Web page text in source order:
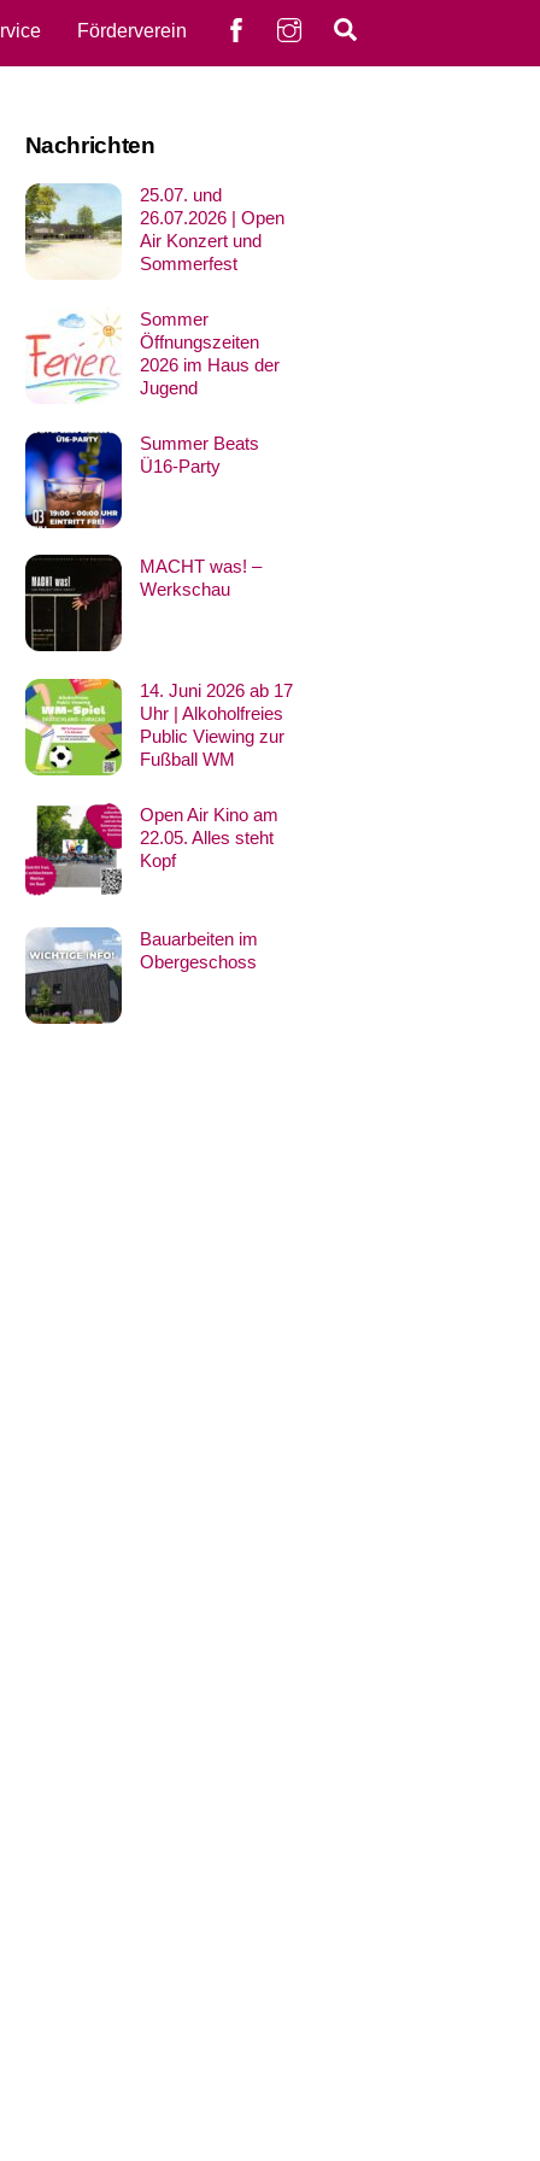
Facebookinstagram
Förderverein
Nachrichten
25.07. und
26.07.2026 | Open
Air Konzert und
Sommerfest
Sommer
Öffnungszeiten
2026 im Haus der
Jugend
Summer Beats
Ü16-Party
MACHT was! –
Werkschau
14. Juni 2026 ab 17
Uhr | Alkoholfreies
Public Viewing zur
Fußball WM
Open Air Kino am
22.05. Alles steht
Kopf
Bauarbeiten im
Obergeschoss